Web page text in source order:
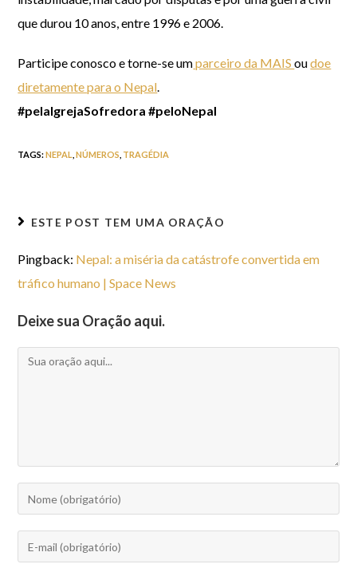
que durou 10 anos, entre 1996 e 2006.
Participe conosco e torne-se umparceiro da MAISoudoe
diretamente para o Nepal.
#pelaIgrejaSofredora #peloNepal
TAGS:NEPAL NÚMEROS TRAGÉDIA
ESTE POST TEM UMA ORAÇÃO
Pingback: Nepal: a miséria da catástrofe convertida em
tráfico humano | Space News
Deixe sua Oração aqui.